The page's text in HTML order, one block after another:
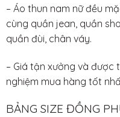
– Áo thun nam nữ đều
cùng quần jean, quần
quần đùi, chân váy.
– Giá tận xưởng và được
nghiệm mua hàng tốt
BẢNG SIZE ĐỒNG